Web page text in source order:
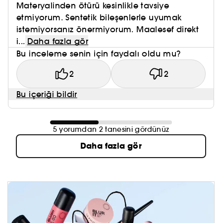
Materyalinden ötürü kesinlikle tavsiye
etmiyorum. Sentetik bileşenlerle uyumak
istemiyorsanız önermiyorum. Maalesef direkt
i... Daha fazla gör
Bu inceleme senin için faydalı oldu mu?
2 2
Bu içeriği bildir
5 yorumdan 2 tanesini gördünüz
Daha fazla gör